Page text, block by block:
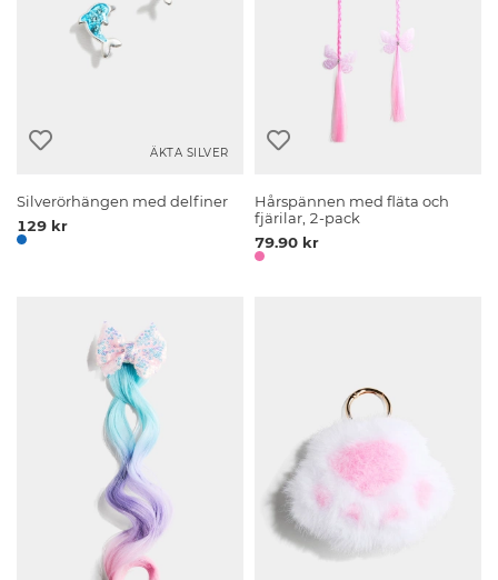
ÄKTA SILVER
Silverörhängen med delfiner
129 kr
Hårspännen med fläta och
fjärilar, 2-pack
79.90 kr